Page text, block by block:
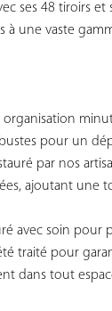
ses 48 tiroirs
une vaste
pour un
par nos
ajoutant
avec soin
traité pour
dans tout